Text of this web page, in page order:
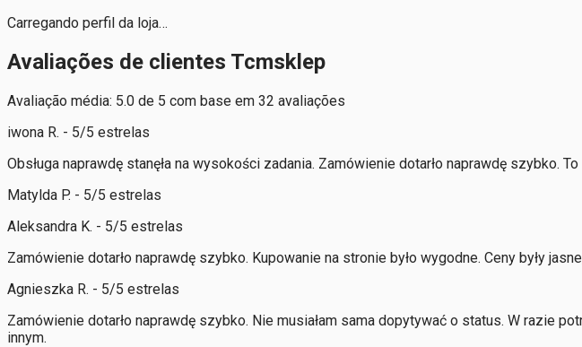
Carregando perfil da loja…
Avaliações de clientes Tcmsklep
Avaliação média: 5.0 de 5 com base em 32 avaliações
iwona R. - 5/5 estrelas
Obsługa naprawdę stanęła na wysokości zadania. Zamówienie dotarło naprawdę szybko.
Matylda P. - 5/5 estrelas
Aleksandra K. - 5/5 estrelas
Zamówienie dotarło naprawdę szybko. Kupowanie na stronie było wygodne. Ceny były
Agnieszka R. - 5/5 estrelas
Zamówienie dotarło naprawdę szybko. Nie musiałam sama dopytywać o status. W razie
innym.